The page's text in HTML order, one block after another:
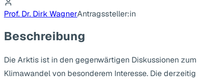
Prof. Dr. Dirk WagnerAntragssteller:in
Beschreibung
Die Arktis ist in den gegenwärtigen Diskussionen zum
Klimawandel von besonderem Interesse. Die derzeitig